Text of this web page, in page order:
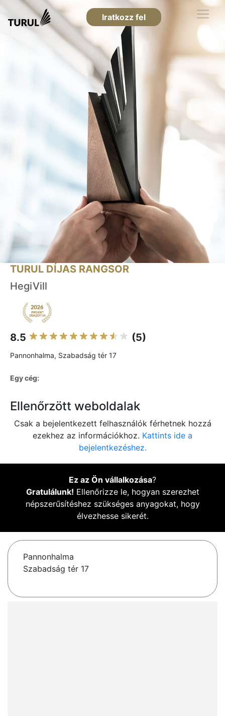
Iratkozz fel
TURUL DÍJAS RANGSOR
HegiVill
8.5 (5)
Pannonhalma, Szabadság tér 17
Egy cég:
Ellenőrzött weboldalak
Csak a bejelentkezett felhasználók férhetnek hozzá
ezekhez az információkhoz. Kattints ide a
bejelentkezéshez.
Ez az Ön vállalkozása?
Gratulálunk! Ellenőrizze le, hogyan szerezhet
népszerűsítéshez szükséges anyagokat, hogy
élvezhesse sikerét.
Pannonhalma
Szabadság tér 17